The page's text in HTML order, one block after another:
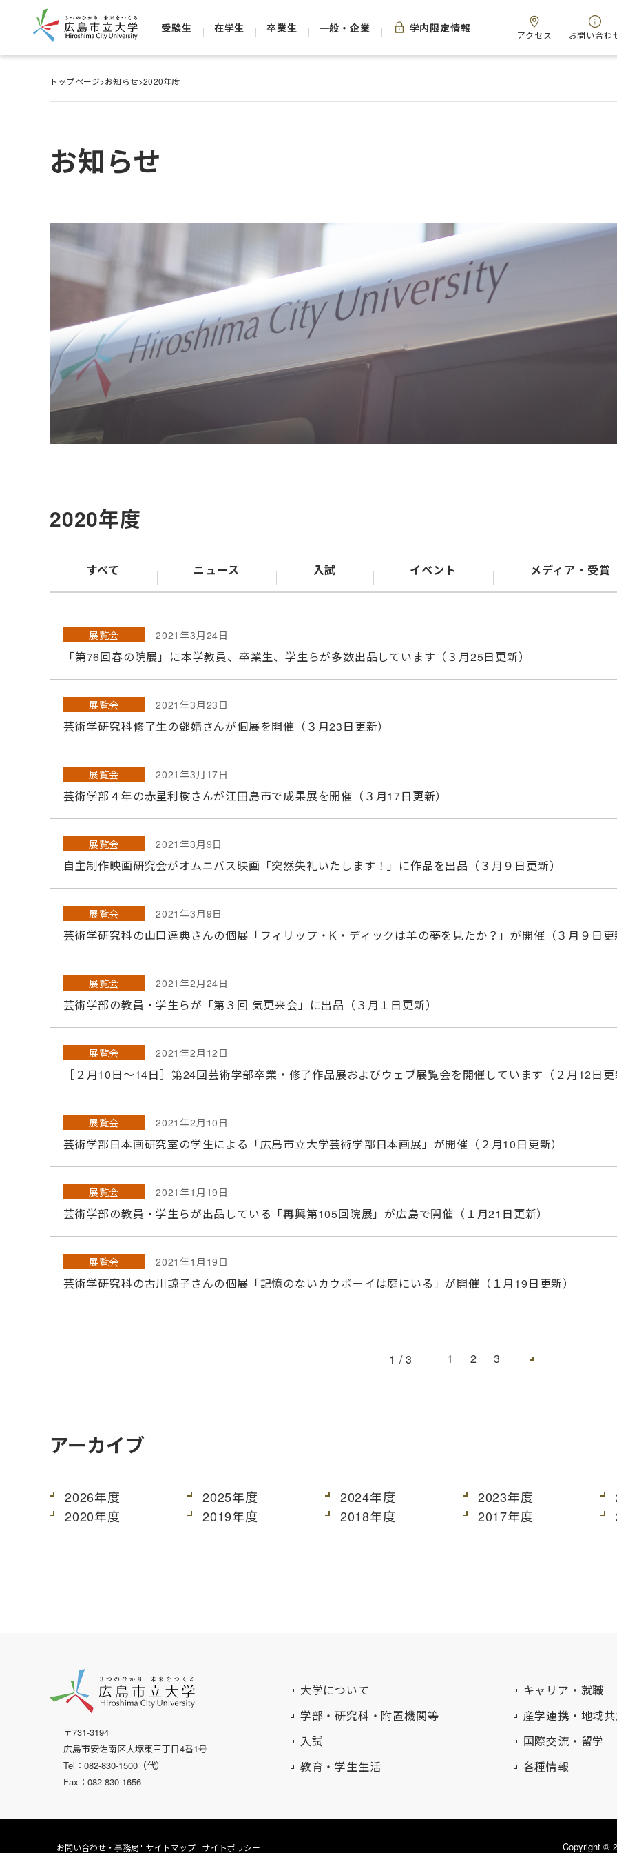
受験生 在学生 卒業生 一般・企業 学内限定情報
アクセス お問い合わ
トップページ>お知らせ>2020年度
お知らせ
2020年度
すべて ニュース 入試 イベント メディア・受賞
展覧会 2021年3月24日
「第76回春の院展」に本学教員、卒業生、学生らが多数出品しています（３月25日更新）
展覧会 2021年3月23日
芸術学研究科修了生の鄧婧さんが個展を開催（３月23日更新）
展覧会 2021年3月17日
芸術学部４年の赤星利樹さんが江田島市で成果展を開催（３月17日更新）
展覧会 2021年3月9日
自主制作映画研究会がオムニバス映画「突然失礼いたします！」に作品を出品（３月９日更新）
展覧会 2021年3月9日
芸術学研究科の山口達典さんの個展「フィリップ・K・ディックは羊の夢を見たか？」が開催（３月９日更
展覧会 2021年2月24日
芸術学部の教員・学生らが「第３回 気更来会」に出品（３月１日更新）
展覧会 2021年2月12日
［２月10日～14日］第24回芸術学部卒業・修了作品展およびウェブ展覧会を開催しています（２月12日更
展覧会 2021年2月10日
芸術学部日本画研究室の学生による「広島市立大学芸術学部日本画展」が開催（２月10日更新）
展覧会 2021年1月19日
芸術学部の教員・学生らが出品している「再興第105回院展」が広島で開催（１月21日更新）
展覧会 2021年1月19日
芸術学研究科の古川諒子さんの個展「記憶のないカウボーイは庭にいる」が開催（１月19日更新）
1 / 3 1 2 3
アーカイブ
2026年度 2025年度 2024年度 2023年度
2020年度
2019年度 2018年度 2017年度
〒731-3194
広島市安佐南区大塚東三丁目4番1号
Tel：082-830-1500（代）
Fax：082-830-1656
大学について
学部・研究科・附置機関等
入試
教育・学生生活
キャリア・就職
産学連携・地域
国際交流・留学
各種情報
お問い合わせ・事務局 サイトマップ サイトポリシー Copyright ©